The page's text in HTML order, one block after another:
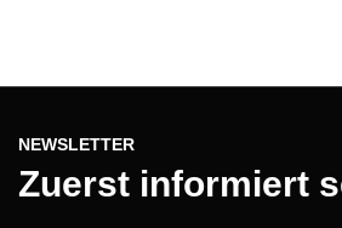
NEWSLETTER
Zuerst informiert